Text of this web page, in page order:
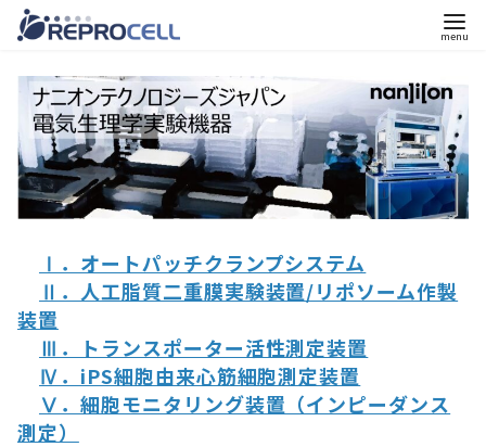
Ⅰ．オートパッチクランプシステム
Ⅱ．人工脂質二重膜実験装置/リポソーム作製
装置
Ⅲ．トランスポーター活性測定装置
Ⅳ．iPS細胞由来心筋細胞測定装置
Ⅴ．細胞モニタリング装置（インピーダンス
測定）